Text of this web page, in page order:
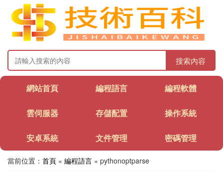
搜索內容
網站首頁 編程語言 編程軟體
雲伺服器 存儲配置 操作系統
安卓系統 文件管理 密碼管理
當前位置： 首頁 » 編程語言 » pythonoptparse